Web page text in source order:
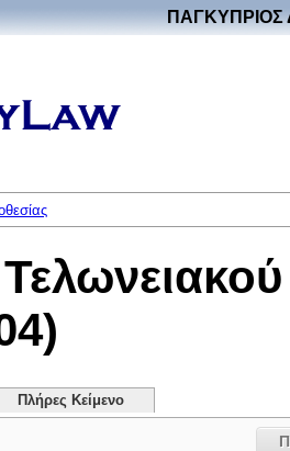
ΠΑΓΚΥΠΡΙΟΣ
Πλήρες Κείμενο